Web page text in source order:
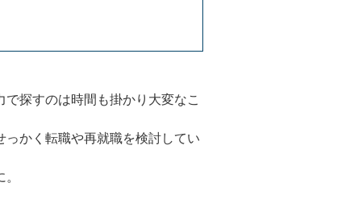
探すのは時間も掛かり大変なこ
っかく転職や再就職を検討してい